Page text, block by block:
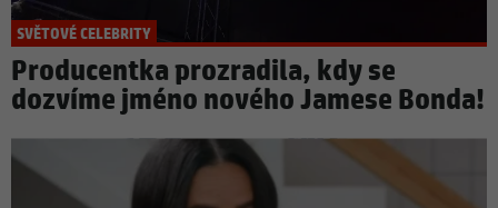
SVĚTOVÉ CELEBRITY
Producentka prozradila, kdy se
dozvíme jméno nového Jamese Bonda!